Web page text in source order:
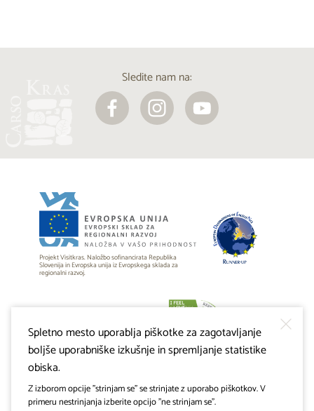
Sledite nam na:
Projekt Visitkras. Naložbo sofinancirata Republika
Slovenija in Evropska unija iz Evropskega sklada za
regionalni razvoj.
Spletno mesto uporablja piškotke za zagotavljanje
boljše uporabniške izkušnje in spremljanje statistike
obiska.
Z izborom opcije "strinjam se" se strinjate z uporabo piškotkov. V
primeru nestrinjanja izberite opcijo "ne strinjam se".